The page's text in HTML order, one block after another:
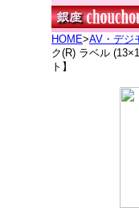
HOME>AV・デジ
ク(R) ラベル
ト】